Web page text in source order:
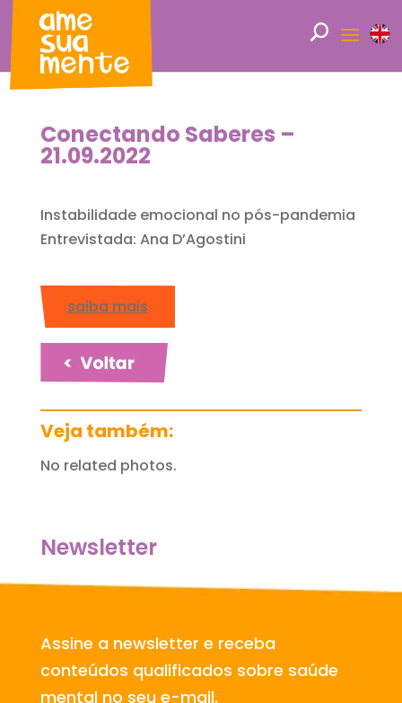
Conectando Saberes –
21.09.2022
Instabilidade emocional no pós-pandemia
Entrevistada: Ana D’Agostini
saiba mais
Veja também:
No related photos.
Newsletter
Assine a newsletter e receba
conteúdos qualificados sobre saúde
mental no seu e-mail.